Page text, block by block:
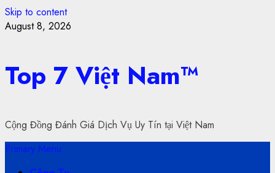
Skip to content
August 8, 2026
Top 7 Việt Nam™
Cộng Đồng Đánh Giá Dịch Vụ Uy Tín tại Việt Nam
Primary Menu